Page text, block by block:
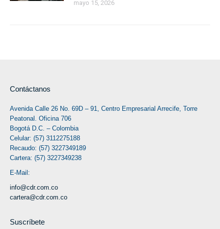
mayo 15, 2026
Contáctanos
Avenida Calle 26 No. 69D – 91, Centro Empresarial Arrecife, Torre
Peatonal. Oficina 706
Bogotá D.C. – Colombia
Celular: (57) 3112275188
Recaudo: (57) 3227349189
Cartera: (57) 3227349238
E-Mail:
info@cdr.com.co
cartera@cdr.com.co
Suscríbete